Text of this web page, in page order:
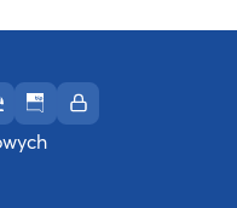
FacebookInstagram
w serwisie YouTube
w serwisie TikTok
Poznań w serwisie
wypoczynkowy w
Biuletyn Informacji
Intranet